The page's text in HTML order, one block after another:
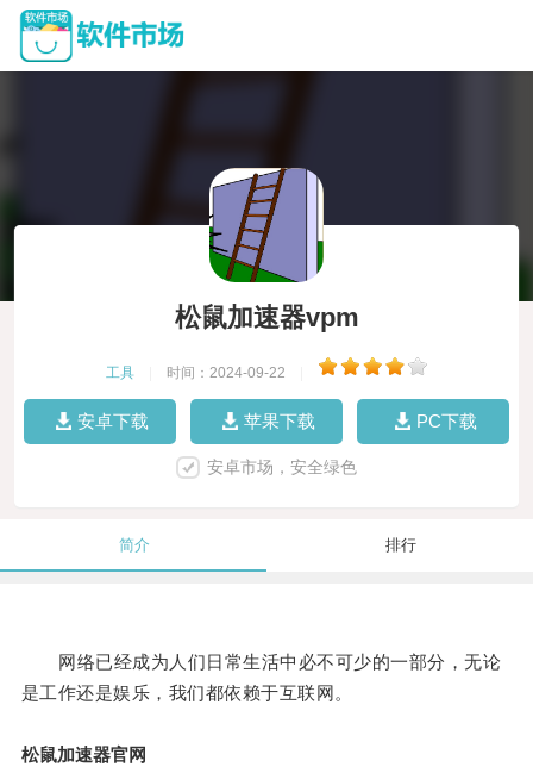
松鼠加速器vpm
工具 时间：2024-09-22
安卓下载 苹果下载 PC下载
安卓市场，安全绿色
简介 排行
网络已经成为人们日常生活中必不可少的一部分，无论
是工作还是娱乐，我们都依赖于互联网。
松鼠加速器官网